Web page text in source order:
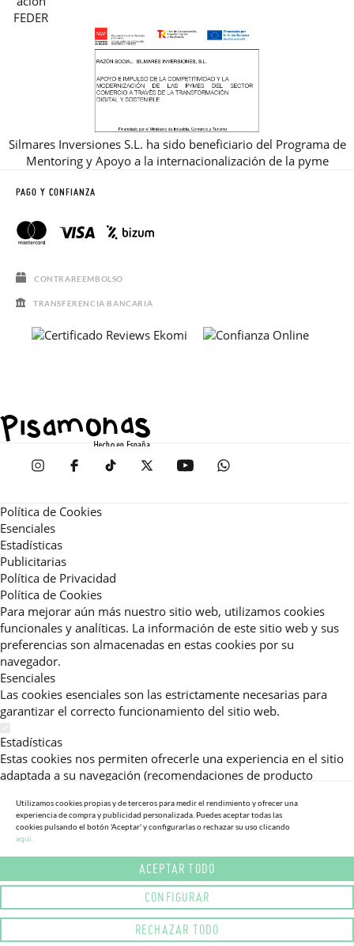
Silmares Inversiones S.L. ha sido beneficiario del Programa de
Mentoring y Apoyo a la internacionalización de la pyme
PAGO Y CONFIANZA
CONTRAREEMBOLSO
TRANSFERENCIA BANCARIA
Política de Cookies
Esenciales
Estadísticas
Publicitarias
Política de Privacidad
Política de Cookies
Para mejorar aún más nuestro sitio web, utilizamos cookies
funcionales y analíticas. La información de este sitio web y sus
preferencias son almacenadas en estas cookies por su
navegador.
Esenciales
Las cookies esenciales son las estrictamente necesarias para
garantizar el correcto funcionamiento del sitio web.
Estadísticas
Estas cookies nos permiten ofrecerle una experiencia en el sitio
adaptada a su navegación (recomendaciones de producto
consultadas, etc).Al activar esta cookie, nos ayuda a mejorar aún
más su experiencia.
Publicitarias
Estas cookies permiten a nuestros socios publicitarios enviarle
mensajes específicos y personalizados.
Política de Privacidad
Lea más sobre el uso de cookies en este sitio web en nuestra
Utilizamos cookies propias y de terceros para medir el rendimiento y ofrecer una
experiencia de compra y publicidad personalizada. Puedes aceptar todas las
cookies pulsando el botón 'Aceptar' y configurarlas o rechazar su uso clicando
aqui.
ACEPTAR TODO
CONFIGURAR
RECHAZAR TODO